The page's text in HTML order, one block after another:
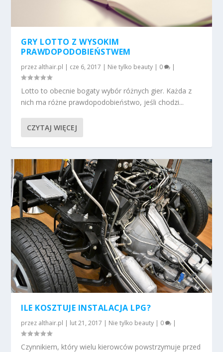
GRY LOTTO Z WYSOKIM
PRAWDOPODOBIEŃSTWEM
przez althair.pl | cze 6, 2017 | Nie tylko beauty | 0 |
Lotto to obecnie bogaty wybór różnych gier. Każda z
nich ma różne prawdopodobieństwo, jeśli chodzi...
CZYTAJ WIĘCEJ
ILE KOSZTUJE INSTALACJA LPG?
przez althair.pl | lut 21, 2017 | Nie tylko beauty | 0 |
Czynnikiem, który wielu kierowców powstrzymuje przed